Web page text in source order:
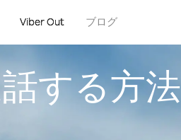
Viber Out ブログ
する方法